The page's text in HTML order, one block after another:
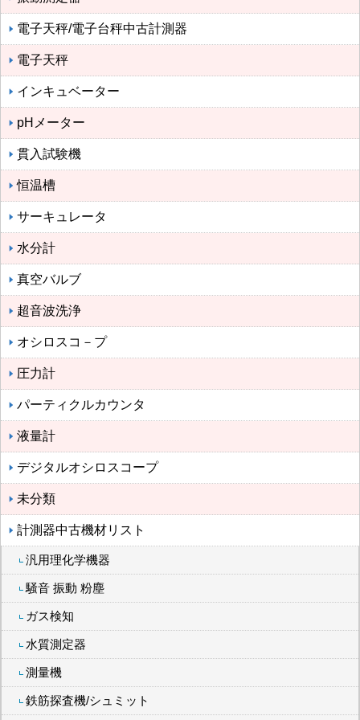
電子天秤/電子台秤中古計測器
電子天秤
インキュベーター
pHメーター
貫入試験機
恒温槽
サーキュレータ
水分計
真空バルブ
超音波洗浄
オシロスコ－プ
圧力計
パーティクルカウンタ
液量計
デジタルオシロスコープ
未分類
計測器中古機材リスト
汎用理化学機器
騒音 振動 粉塵
ガス検知
水質測定器
測量機
鉄筋探査機/シュミット